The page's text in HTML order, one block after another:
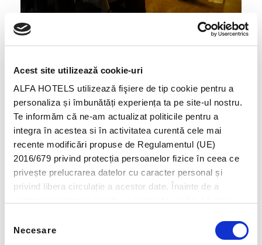
Acest site utilizează cookie-uri
ALFA HOTELS utilizează fişiere de tip cookie pentru a
personaliza și îmbunătăți experiența ta pe site-ul nostru.
Te informăm că ne-am actualizat politicile pentru a
integra în acestea si în activitatea curentă cele mai
recente modificări propuse de Regulamentul (UE)
2016/679 privind protecția persoanelor fizice în ceea ce
privește prelucrarea datelor cu caracter personal și
privind libera circulație a acestor date. Înainte de a
de Cookie. Prin continuarea navigării pe site-ul nostru
consimțământului
Necesare
RESTAURANT